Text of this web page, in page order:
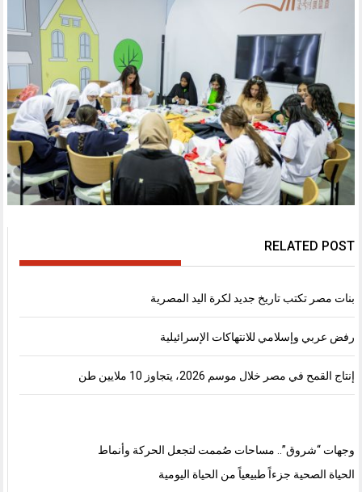
RELATED POST
بنات مصر تكتب تاريخ جديد لكرة اليد المصرية
رفض عربي وإسلامي للانتهاكات الإسرائيلية
إنتاج القمح في مصر خلال موسم 2026، يتجاوز 10 ملايين طن
وجهات “شروق”.. مساحات صُممت لتجعل الحركة وأنماط
الحياة الصحية جزءاً طبيعياً من الحياة اليومية